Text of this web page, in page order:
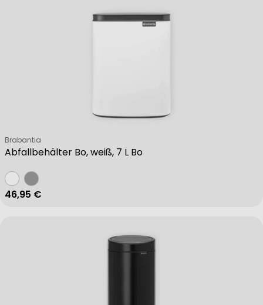
Abfallbehälter Bo, weiß, 7 L Bo
Verkäufer:
Brabantia
Regulärer Preis
46,95 €